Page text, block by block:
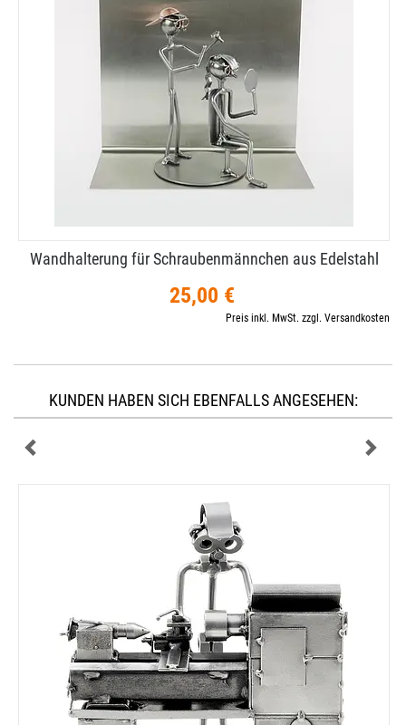
Wandhalterung für Schraubenmännchen aus Edelstahl
25,00 €
Preis inkl. MwSt. zzgl. Versandkosten
KUNDEN HABEN SICH EBENFALLS ANGESEHEN: